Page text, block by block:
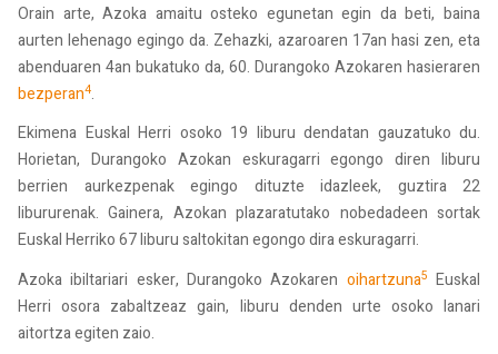
Orain arte, Azoka amaitu osteko egunetan egin da beti, baina
aurten lehenago egingo da. Zehazki, azaroaren 17an hasi zen, eta
abenduaren 4an bukatuko da, 60. Durangoko Azokaren hasieraren
bezperan4.
Ekimena Euskal Herri osoko 19 liburu dendatan gauzatuko du.
Horietan, Durangoko Azokan eskuragarri egongo diren liburu
berrien aurkezpenak egingo dituzte idazleek, guztira 22
libururenak. Gainera, Azokan plazaratutako nobedadeen sortak
Euskal Herriko 67 liburu saltokitan egongo dira eskuragarri.
Azoka ibiltariari esker, Durangoko Azokaren oihartzuna5 Euskal
Herri osora zabaltzeaz gain, liburu denden urte osoko lanari
aitortza egiten zaio.